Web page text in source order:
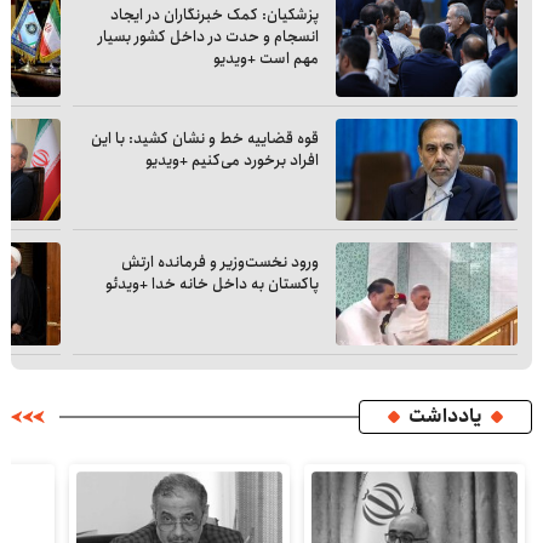
پزشکیان: کمک خبرنگاران در ایجاد
انسجام و حدت در داخل کشور بسیار
مهم است +ویدیو
قوه قضاییه خط و نشان کشید: با این
افراد برخورد می‌کنیم +ویدیو
ورود نخست‌وزیر و فرمانده ارتش
پاکستان به داخل خانه خدا +ویدئو
یادداشت